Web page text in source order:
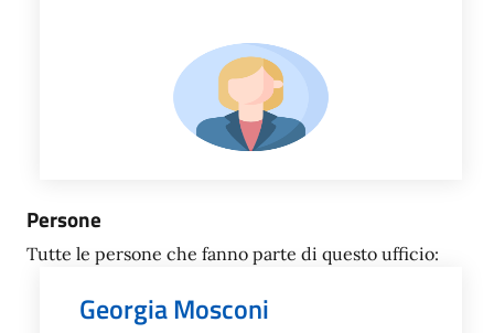
Persone
Tutte le persone che fanno parte di questo ufficio:
Georgia Mosconi